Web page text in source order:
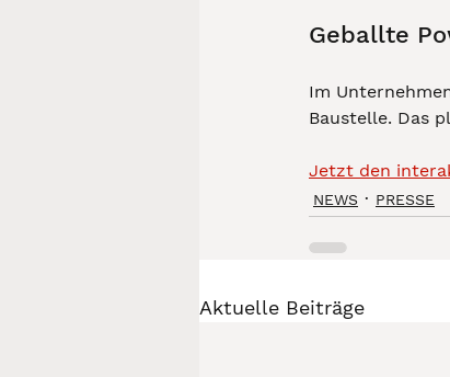
Geballte
Im
Baustelle. Das
Jetzt den
NEWS PRESSE
Aktuelle Beiträge